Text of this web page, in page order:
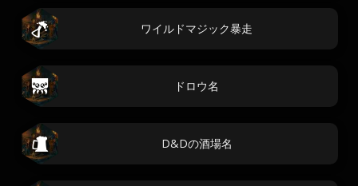
ワイルドマジック暴走
ドロウ名
D&Dの酒場名